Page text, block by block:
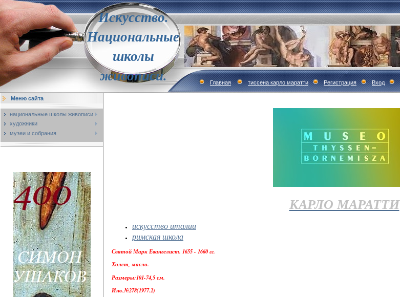
Искусство.
Национальные
школы
живописи.
Главная тиссена карло маратти Регистрация Вход
Меню сайта
национальные школы живописи
художники
музеи и собрания
КАРЛО МАРАТТИ
искусство италии
римская школа
Святой Марк Евангелист. 1655 - 1660 гг.
Холст, масло.
Размеры:101-74,5 см.
Инв.№278(1977.2)